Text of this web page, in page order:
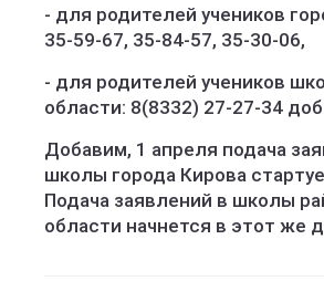
- для родителей учеников
35-59-67, 35-84-57, 35-30-06,
- для родителей учеников
области: 8(8332) 27-27-34
Добавим, 1 апреля подача
школы города Кирова
Подача заявлений в школы
области начнется в этот же